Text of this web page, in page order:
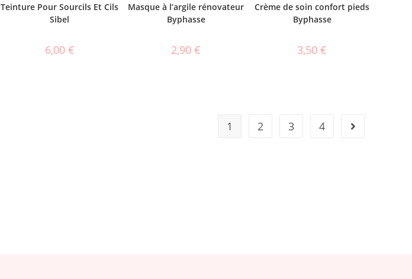
Teinture Pour Sourcils Et Cils
Sibel
6,00 €
Masque à l’argile rénovateur
Byphasse
2,90€
Crème de soin confort pieds
Byphasse
3,50€
1 2 3 4